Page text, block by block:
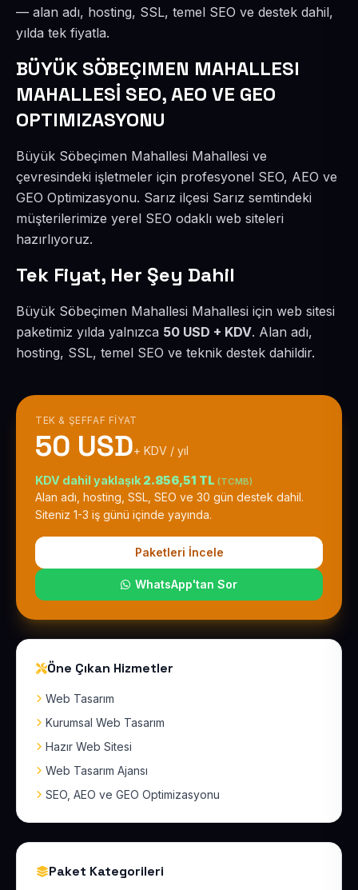
— alan adı, hosting, SSL, temel SEO ve destek dahil,
yılda tek fiyatla.
BÜYÜK SÖBEÇIMEN MAHALLESI
MAHALLESİ SEO, AEO VE GEO
OPTIMIZASYONU
Büyük Söbeçimen Mahallesi Mahallesi ve
çevresindeki işletmeler için profesyonel SEO, AEO ve
GEO Optimizasyonu. Sarız ilçesi Sarız semtindeki
müşterilerimize yerel SEO odaklı web siteleri
hazırlıyoruz.
Tek Fiyat, Her Şey Dahil
Büyük Söbeçimen Mahallesi Mahallesi için web sitesi
paketimiz yılda yalnızca 50 USD + KDV. Alan adı,
hosting, SSL, temel SEO ve teknik destek dahildir.
TEK & ŞEFFAF FIYAT
50 USD+ KDV / yıl
KDV dahil yaklaşık 2.856,51 TL (TCMB)
Alan adı, hosting, SSL, SEO ve 30 gün destek dahil.
Siteniz 1-3 iş günü içinde yayında.
Paketleri İncele
WhatsApp'tan Sor
Öne Çıkan Hizmetler
Web Tasarım
Kurumsal Web Tasarım
Hazır Web Sitesi
Web Tasarım Ajansı
SEO, AEO ve GEO Optimizasyonu
Paket Kategorileri